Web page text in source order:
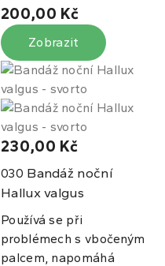
200,00 Kč
Zobrazit
230,00 Kč
030 Bandáž noční
Hallux valgus
Používá se při
problémech s vbočeným
palcem, napomáhá